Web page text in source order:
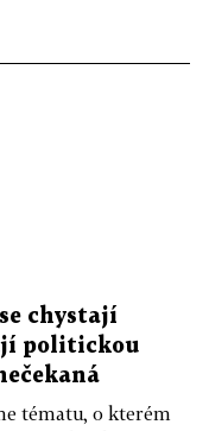
chystají
politickou
tématu, o kterém